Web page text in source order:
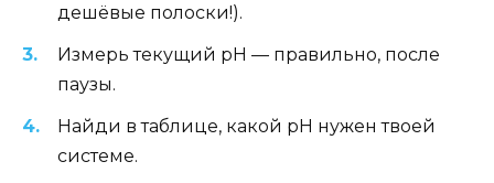
дешёвые полоски!).
Измерь текущий pH — правильно, после
паузы.
Найди в таблице, какой pH нужен твоей
системе.